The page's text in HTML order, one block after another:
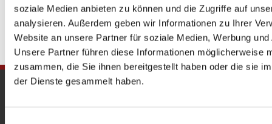
soziale Medien anbieten zu können und die Zugriffe auf
analysieren. Außerdem geben wir Informationen zu Ihrer
Website an unsere Partner für soziale Medien, Werbung
Unsere Partner führen diese Informationen möglicherweise
zusammen, die Sie ihnen bereitgestellt haben oder die sie
der Dienste gesammelt haben.